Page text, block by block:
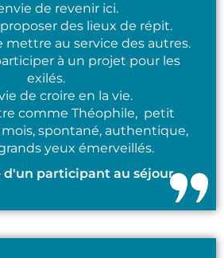
de revenir ici.
proposer des lieux de répit.
mettre au service des autres.
à un projet pour les
exilés.
de croire en la vie.
comme Théophile, petit
spontané, authentique,
yeux émerveillés.
d'un participant au séjour